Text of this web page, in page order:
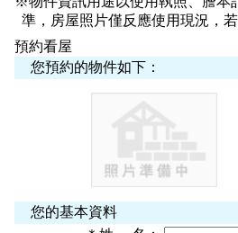
準，房屋照片僅反應使用現況，